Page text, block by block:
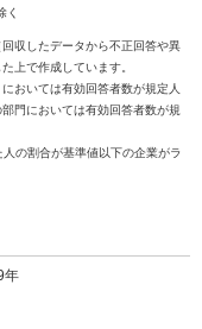
く
収したデータから不正回答や異
上で作成しています。
おいては有効回答者数が規定人
門においては有効回答者数が規
の割合が基準値以下の企業がラ
年